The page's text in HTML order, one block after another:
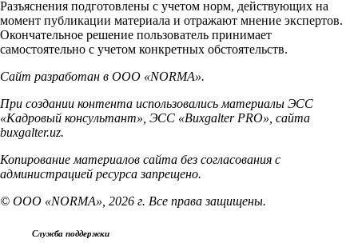
Разъяснения подготовлены с учетом норм, действующих на
момент публикации материала и отражают мнение экспертов.
Окончательное решение пользователь принимает
самостоятельно с учетом конкретных обстоятельств.
Сайт разработан в ООО «NORMA».
При создании контента использовались материалы ЭСС
«Кадровый консультант», ЭСС «Buxgalter PRO», сайта
buxgalter.uz.
Копирование материалов сайта без согласования с
администрацией ресурса запрещено.
© ООО «NORMA», 2026 г. Все права защищены.
Служба поддержки